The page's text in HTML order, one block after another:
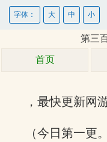
字体： 大 中 小
第三
首页
，最快更新网
（今日第一更。